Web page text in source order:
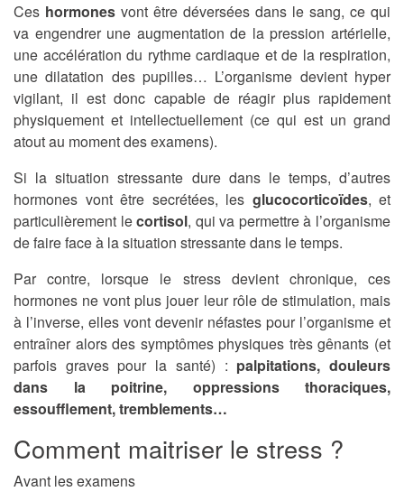
Ces hormones vont être déversées dans le sang, ce qui
va engendrer une augmentation de la pression artérielle,
une accélération du rythme cardiaque et de la respiration,
une dilatation des pupilles… L’organisme devient hyper
vigilant, il est donc capable de réagir plus rapidement
physiquement et intellectuellement (ce qui est un grand
atout au moment des examens).
Si la situation stressante dure dans le temps, d’autres
hormones vont être secrétées, les glucocorticoïdes, et
particulièrement lecortisol, qui va permettre à l’organisme
de faire face à la situation stressante dans le temps.
Par contre, lorsque le stress devient chronique, ces
hormones ne vont plus jouer leur rôle de stimulation, mais
à l’inverse, elles vont devenir néfastes pour l’organisme et
entraîner alors des symptômes physiques très gênants (et
parfois graves pour la santé) : palpitations, douleurs
dans la poitrine, oppressions thoraciques,
essoufflement, tremblements…
Comment maitriser le stress ?
Avant les examens